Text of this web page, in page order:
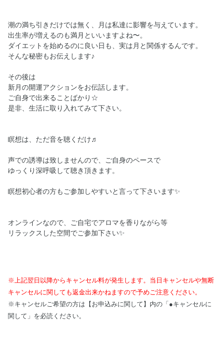
潮の満ち引きだけでは無く、月は私達に影響を与えています。
出生率が増えるのも満月といいますよね〜。
ダイエットを始めるのに良い日も、実は月と関係するんです。
そんな秘密もお伝えします♪
その後は
新月の開運アクションをお伝話します。
ご自身で出来ることばかり☆
是非、生活に取り入れてみて下さい。
瞑想は、ただ音を聴くだけ♬
声での誘導は致しませんので、ご自身のペースで
ゆっくり深呼吸して聴き頂きます。
瞑想初心者の方もご参加しやすいと言って下さいます✨
オンラインなので、ご自宅でアロマを香りながら等
リラックスした空間でご参加下さい✨
※上記翌日以降からキャンセル料が発生します。当日キャンセルや無断
キャンセルに関しても返金出来かねますので予めご注意ください。
※キャンセルご希望の方は【お申込みに関して】内の「●キャンセルに
関して」を必読ください。